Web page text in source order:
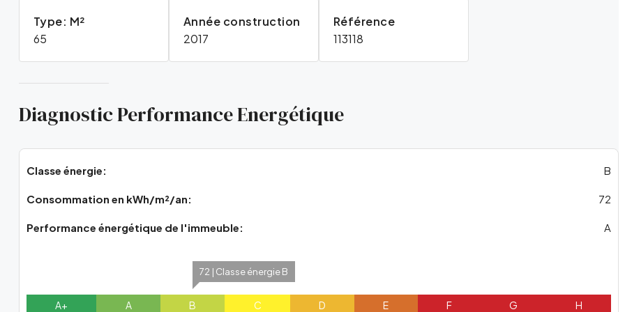
Type: M²
65
Année construction
2017
Référence
113118
Diagnostic Performance Energétique
Classe énergie: B
Consommation en kWh/m²/an: 72
Performance énergétique de l'immeuble: A
A+ A
72 | Classe énergie B
B C D E F G H